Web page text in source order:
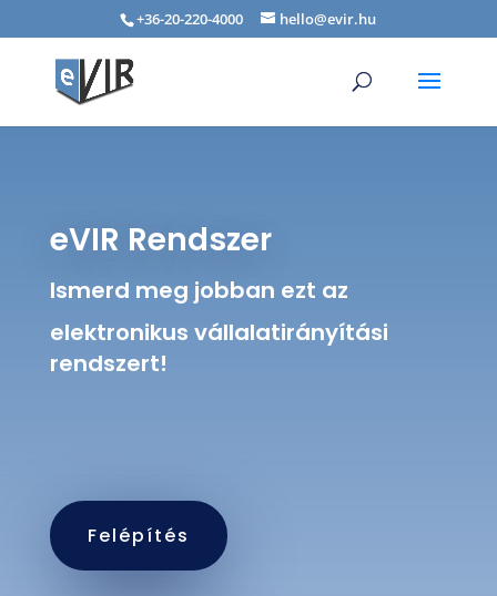
+36-20-220-4000 hello@evir.hu
eVIR Rendszer
Ismerd meg jobban ezt az
elektronikus vállalatirányítási
rendszert!
Felépítés